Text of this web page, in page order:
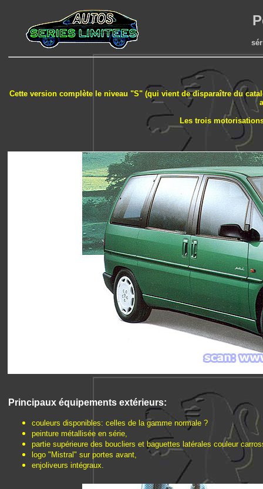
Cette version complète le niveau "S" (qui vient de disparaître du
Les trois
Principaux équipements extérieurs:
couleurs disponibles: celles de la gamme normale ?
peinture métallisée en série,
partie supérieure des boucliers et baguettes latérales couleur
logo "Mistral" sur portes avant,
enjoliveurs intégraux.